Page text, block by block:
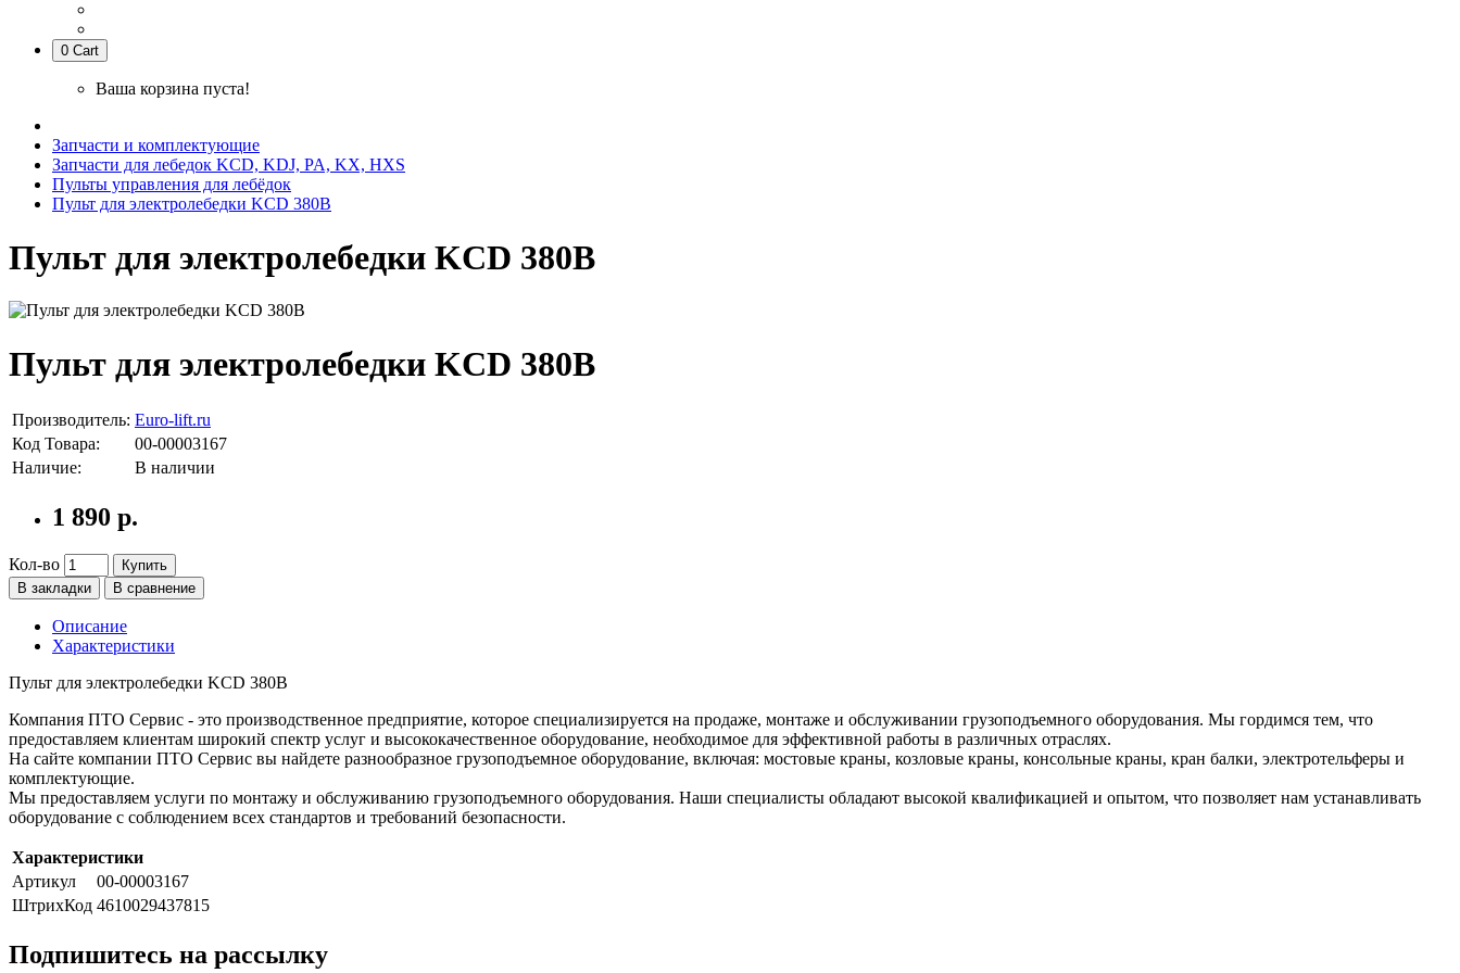
0 Cart
Ваша корзина пуста!
Запчасти и комплектующие
Запчасти для лебедок KCD, KDJ, PA, KX, HXS
Пульты управления для лебёдок
Пульт для электролебедки KCD 380В
Пульт для электролебедки KCD 380В
Пульт для электролебедки KCD 380В
Производитель: Euro-lift.ru
Код Товара:
00-00003167
Наличие:
В наличии
1 890 р.
Кол-во
Купить
В закладки
В сравнение
Описание
Характеристики
Пульт для электролебедки KCD 380В
Компания ПТО Сервис - это производственное предприятие, которое специализируется на продаже, монтаже и обслуживании грузоподъемного оборудования. Мы гордимся тем, что
предоставляем клиентам широкий спектр услуг и высококачественное оборудование, необходимое для эффективной работы в различных отраслях.
На сайте компании ПТО Сервис вы найдете разнообразное грузоподъемное оборудование, включая: мостовые краны, козловые краны, консольные краны, кран балки, электротельферы и
комплектующие.
Мы предоставляем услуги по монтажу и обслуживанию грузоподъемного оборудования. Наши специалисты обладают высокой квалификацией и опытом, что позволяет нам устанавливать
оборудование с соблюдением всех стандартов и требований безопасности.
Характеристики
Артикул
00-00003167
ШтрихКод 4610029437815
Подпишитесь на рассылку